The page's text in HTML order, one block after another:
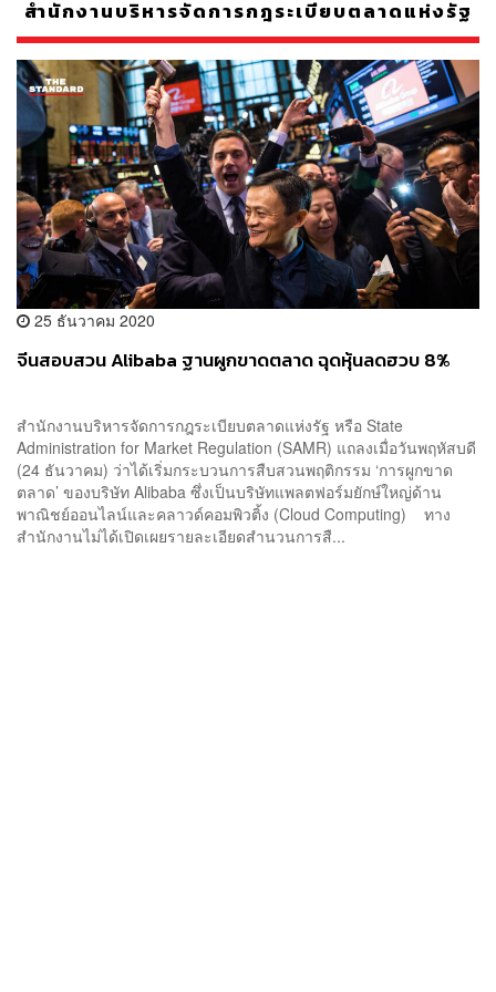
สำนักงานบริหารจัดการกฎระเบียบตลาดแห่งรัฐ
25 ธันวาคม 2020
จีนสอบสวน Alibaba ฐานผูกขาดตลาด ฉุดหุ้นลดฮวบ 8%
สำนักงานบริหารจัดการกฎระเบียบตลาดแห่งรัฐ หรือ State
Administration for Market Regulation (SAMR) แถลงเมื่อวันพฤหัสบดี
(24 ธันวาคม) ว่าได้เริ่มกระบวนการสืบสวนพฤติกรรม ‘การผูกขาด
ตลาด’ ของบริษัท Alibaba ซึ่งเป็นบริษัทแพลตฟอร์มยักษ์ใหญ่ด้าน
พาณิชย์ออนไลน์และคลาวด์คอมพิวติ้ง (Cloud Computing) ทาง
สำนักงานไม่ได้เปิดเผยรายละเอียดสำนวนการสื...